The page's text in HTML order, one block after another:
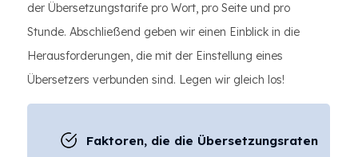
der Übersetzungstarife pro Wort, pro Seite und pro
Stunde. Abschließend geben wir einen Einblick in die
Herausforderungen, die mit der Einstellung eines
Übersetzers verbunden sind. Legen wir gleich los!
Faktoren, die die Übersetzungsraten